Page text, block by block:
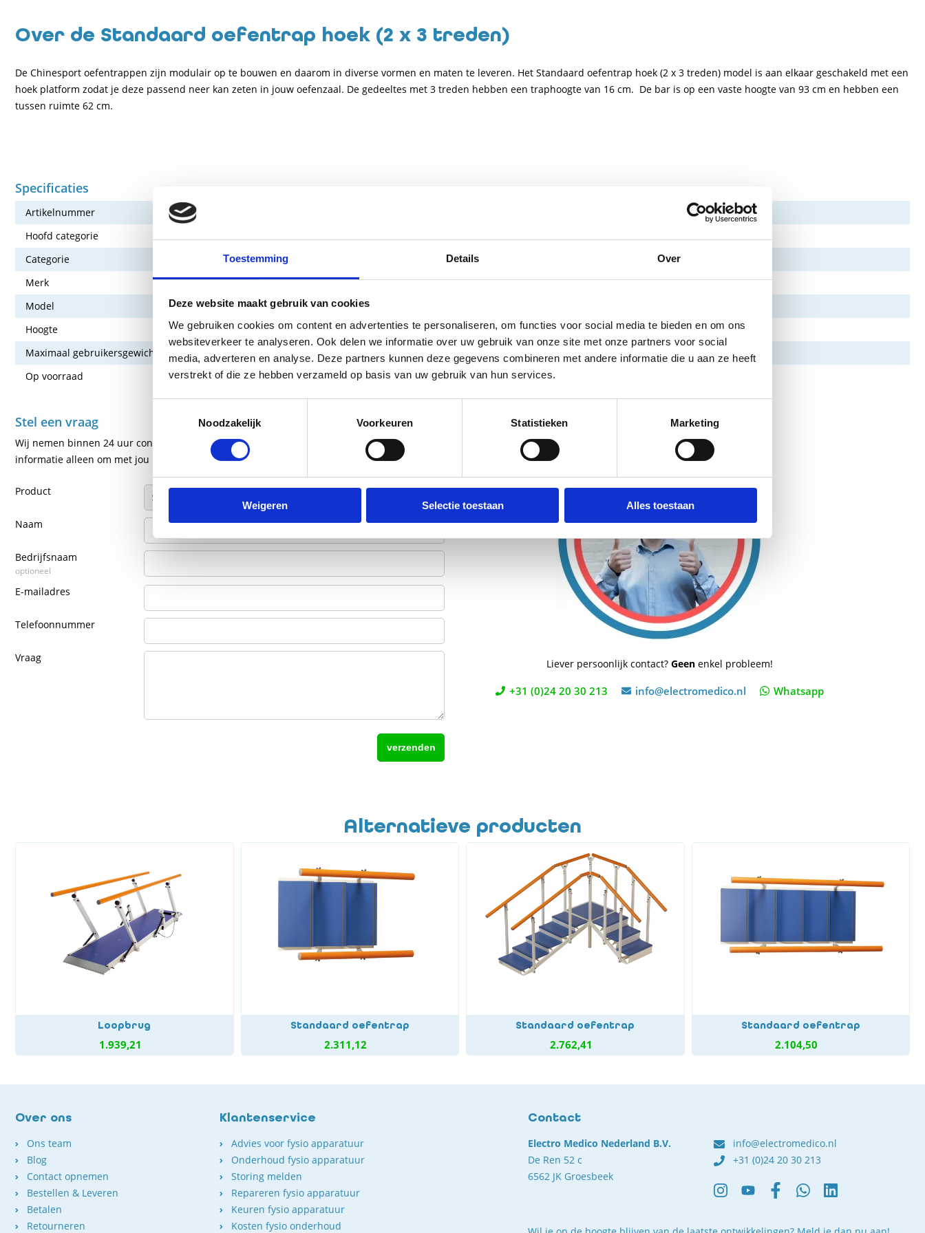
Toestemming Details Over
Deze website maakt gebruik van cookies
We gebruiken cookies om content en advertenties te personaliseren, om functies voor social media te bieden en om ons
websiteverkeer te analyseren. Ook delen we informatie over uw gebruik van onze site met onze partners voor social
media, adverteren en analyse. Deze partners kunnen deze gegevens combineren met andere informatie die u aan ze heeft
verstrekt of die ze hebben verzameld op basis van uw gebruik van hun services.
Noodzakelijk
Voorkeuren Statistieken Marketing
Weigeren Selectie toestaan Alles toestaan
Over de Standaard oefentrap hoek (2 x 3 treden)
De Chinesport oefentrappen zijn modulair op te bouwen en daarom in diverse vormen en maten te leveren. Het Standaard oefentrap hoek (2 x 3 treden) model is aan elkaar geschakeld met een
hoek platform zodat je deze passend neer kan zeten in jouw oefenzaal. De gedeeltes met 3 treden hebben een traphoogte van 16 cm. De bar is op een vaste hoogte van 93 cm en hebben een
tussen ruimte 62 cm.
Specificaties
Artikelnummer
Hoofd categorie
Categorie
Cardio - Loopbruggen en trappen
Merk
Chinesport
Model
Hoek 2 x 3 treden
Hoogte
138 cm
Maximaal gebruikersgewicht
Op voorraad
Nee
Stel een vraag
Wij nemen binnen 24 uur contact met je op via de e-mail of telefoon. We gebruiken je
informatie alleen om met jou in contact te komen.
Product
Naam
Bedrijfsnaam
optioneel
E-mailadres
Telefoonnummer
Vraag Liever persoonlijk contact? Geenenkel probleem!
+31 (0)24 20 30 213 info@electromedico.nl Whatsapp
Alternatieve producten
Loopbrug
1.939,21
Standaard oefentrap
2.311,12
Standaard oefentrap
2.762,41
Standaard oefentrap
2.104,50
Over ons
Ons team
Blog
Contact opnemen
Bestellen & Leveren
Betalen
Retourneren
Klantenservice
Advies voor fysio apparatuur
Onderhoud fysio apparatuur
Storing melden
Repareren fysio apparatuur
Keuren fysio apparatuur
Kosten fysio onderhoud
Contact
Electro Medico Nederland B.V.
De Ren 52 c
6562 JK Groesbeek
info@electromedico.nl
+31 (0)24 20 30 213